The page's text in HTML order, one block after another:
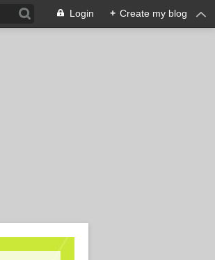
Login + Create my blog